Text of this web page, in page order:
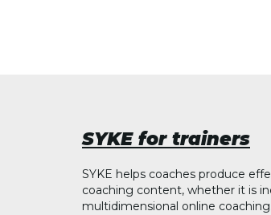
SYKE for trainers
SYKE helps coaches produce
coaching content, whether it is
multidimensional online coaching.